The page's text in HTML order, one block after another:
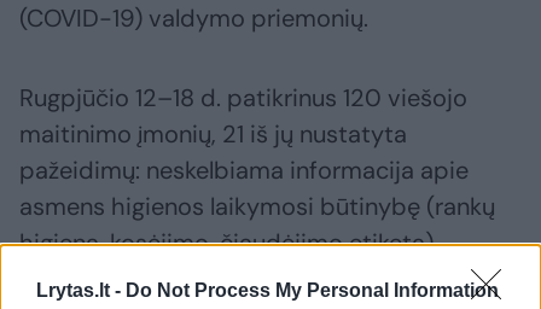
Lrytas.lt - Do Not Process My Personal Information
(COVID-19) valdymo priemonių.
Rugpjūčio 12–18 d. patikrinus 120 viešojo
maitinimo įmonių, 21 iš jų nustatyta
pažeidimų: neskelbiama informacija apie
asmens higienos laikymosi būtinybę (rankų
higieną, kosėjimo, čiaudėjimo etiketą),
nesudaryta galimybė tinkamai lankytojų